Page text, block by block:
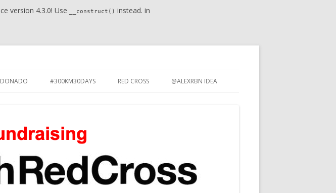
version 4.3.0! Use __construct() instead. in
#300KM30DAYS RED CROSS @ALEXRBN IDEA